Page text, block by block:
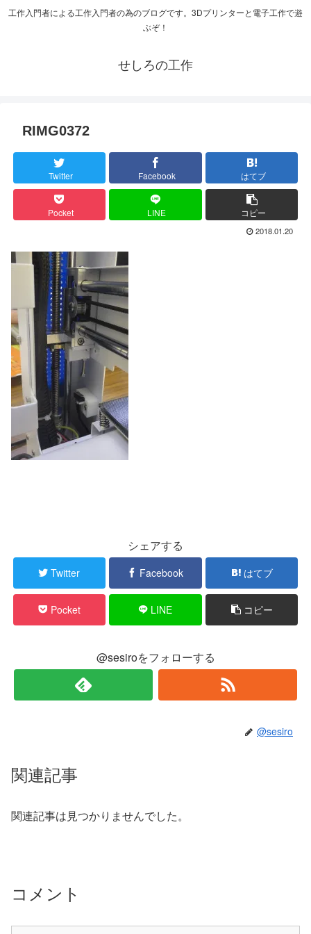
工作入門者による工作入門者の為のブログです。3Dプリンターと電子工作で遊
ぶぞ！
せしろの工作
RIMG0372
Twitter Facebook はてブ
Pocket LINE コピー
2018.01.20
シェアする
Twitter Facebook はてブ
Pocket LINE コピー
@sesiroをフォローする
@sesiro
関連記事
関連記事は見つかりませんでした。
コメント